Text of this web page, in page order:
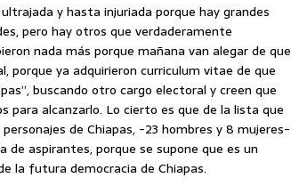
y hasta injuriada porque hay grandes
pero hay otros que verdaderamente
nada más porque mañana van alegar de que
porque ya adquirieron curriculum vitae de que
buscando otro cargo electoral y creen que
alcanzarlo. Lo cierto es que de la lista que
de Chiapas, -23 hombres y 8 mujeres-
aspirantes, porque se supone que es un
la futura democracia de Chiapas.